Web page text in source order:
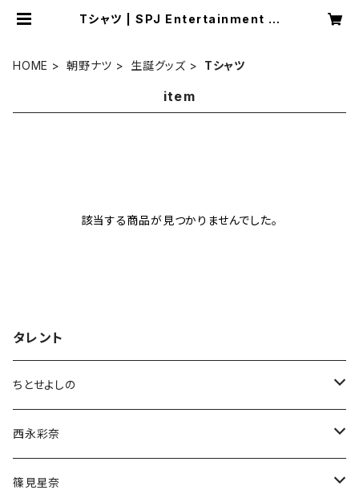
Tシャツ | SPJ Entertainment オ
HOME 朝野ナツ 生誕グッズ Tシャツ
item
該当する商品が見つかりませんでした。
タレント
ちとせよしの
チェキ
ブロマイド
西永彩奈
チェキ
篠見星奈